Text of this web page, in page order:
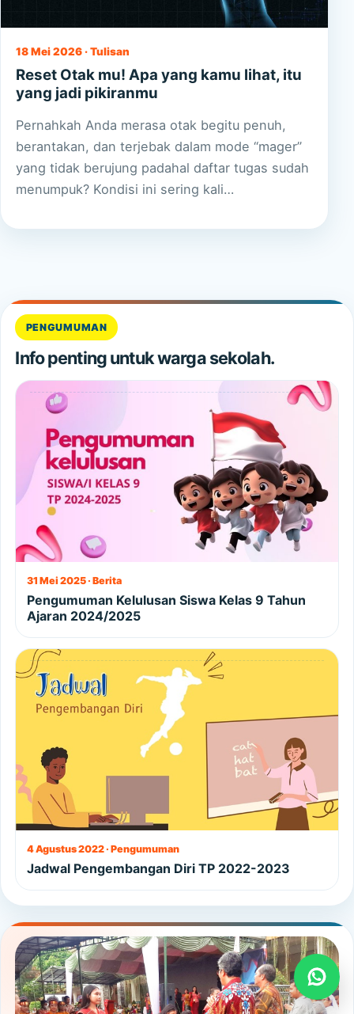
18 Mei 2026 · Tulisan
Reset Otak mu! Apa yang kamu lihat, itu
yang jadi pikiranmu
Pernahkah Anda merasa otak begitu penuh,
berantakan, dan terjebak dalam mode “mager”
yang tidak berujung padahal daftar tugas sudah
menumpuk? Kondisi ini sering kali…
PENGUMUMAN
Info penting untuk warga sekolah.
31 Mei 2025 · Berita
Pengumuman Kelulusan Siswa Kelas 9 Tahun
Ajaran 2024/2025
4 Agustus 2022 · Pengumuman
Jadwal Pengembangan Diri TP 2022-2023